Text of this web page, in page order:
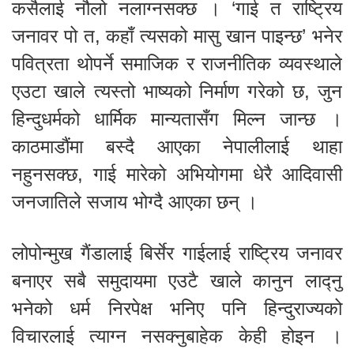
कसैलाई नौलो नलाग्नसक्छ । ‘गाई त राष्ट्रिय
जनावर पो त, कहाँ त्यसको मासु खान पाइन्छ’ भनेर
पवित्रता थोपर्ने समाजिक र राजनीतिक व्यवस्थाले
एउटा खाले त्यस्तो भाष्यको निर्माण गरेको छ, जुन
हिन्दुधर्मको धार्मिक मान्यतासँग मिल्न जान्छ ।
काठमाडौंमा बस्दै आएका नेपालीलाई थाहा
नहुनसक्छ, गाई मारेको अभियोगमा धेरै आदिवासी
जनजातिले सजाय भोग्दै आएका छन् ।
लोपोन्मुख गैंडालाई बिर्सेर गाईलाई राष्ट्रिय जनावर
बनाएर सबै समुदायमा एउटै खाले कानुन लाद्नु
भनेको धर्म निरपेक्ष भनिए पनि हिन्दुराज्यको
विचारलाई त्याग्न नसक्नुबाहेक केही होइन ।